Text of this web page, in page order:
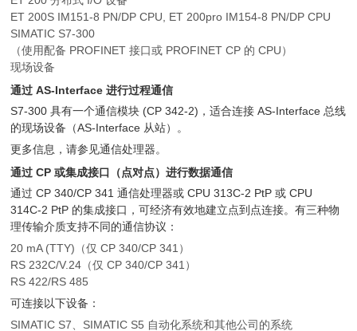
ET 200S IM151-8 PN/DP CPU, ET 200pro IM154-8 PN/DP CPU
SIMATIC S7-300
（使用配备 PROFINET 接口或 PROFINET CP 的 CPU）
现场设备
通过 AS-Interface 进行过程通信
S7-300 具有一个通信模块 (CP 342-2)，适合连接 AS-Interface 总线
的现场设备（AS-Interface 从站）。
更多信息，请参见通信处理器。
通过 CP 或集成接口（点对点）进行数据通信
通过 CP 340/CP 341 通信处理器或 CPU 313C-2 PtP 或 CPU
314C-2 PtP 的集成接口，可经济有效地建立点到点连接。有三种物
理传输介质支持不同的通信协议：
20 mA (TTY)（仅 CP 340/CP 341）
RS 232C/V.24（仅 CP 340/CP 341）
RS 422/RS 485
可连接以下设备：
SIMATIC S7、SIMATIC S5 自动化系统和其他公司的系统